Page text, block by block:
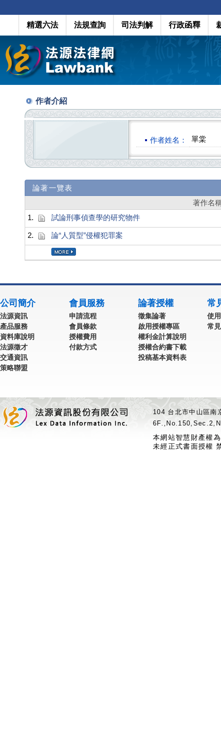
精選六法 法規查詢 司法判解 行政函釋
作者介紹
作者姓名： 單棠
論著一覽表
著作名
1.
試論刑事偵查學的研究物件
2. 論“人質型”侵權犯罪案
公司簡介
法源資訊
產品服務
資料庫說明
法源徵才
交通資訊
策略聯盟
會員服務
申請流程
會員條款
授權費用
付款方式
論著授權
徵集論著
啟用授權專區
權利金計算說明
授權合約書下載
投稿基本資料表
常
使
常
104 台北市中山區
本網站智慧財產權
未經正式書面授權